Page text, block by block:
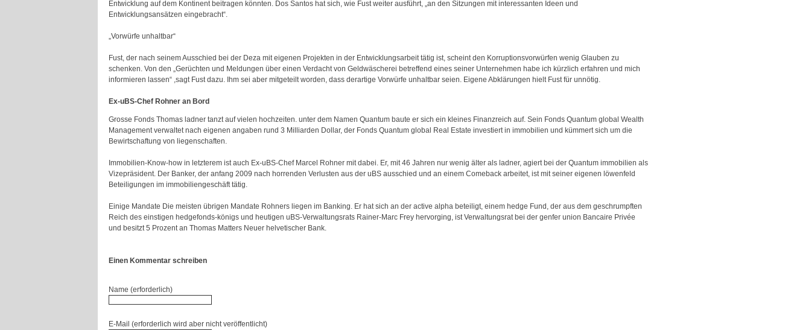
Entwicklung auf dem Kontinent beitragen könnten. Dos Santos hat sich, wie Fust weiter ausführt, „an den Sitzungen mit interessanten Ideen und
Entwicklungsansätzen eingebracht“.
„Vorwürfe unhaltbar“
Fust, der nach seinem Ausschied bei der Deza mit eigenen Projekten in der Entwicklungsarbeit tätig ist, scheint den Korruptionsvorwürfen wenig Glauben zu
schenken. Von den „Gerüchten und Meldungen über einen Verdacht von Geldwäscherei betreffend eines seiner Unternehmen habe ich kürzlich erfahren und mich
informieren lassen“ ,sagt Fust dazu. Ihm sei aber mitgeteilt worden, dass derartige Vorwürfe unhaltbar seien. Eigene Abklärungen hielt Fust für unnötig.
Ex-uBS-Chef Rohner an Bord
Grosse Fonds Thomas ladner tanzt auf vielen hochzeiten. unter dem Namen Quantum baute er sich ein kleines Finanzreich auf. Sein Fonds Quantum global Wealth
Management verwaltet nach eigenen angaben rund 3 Milliarden Dollar, der Fonds Quantum global Real Estate investiert in immobilien und kümmert sich um die
Bewirtschaftung von liegenschaften.
Immobilien-Know-how in letzterem ist auch Ex-uBS-Chef Marcel Rohner mit dabei. Er, mit 46 Jahren nur wenig älter als ladner, agiert bei der Quantum immobilien als
Vizepräsident. Der Banker, der anfang 2009 nach horrenden Verlusten aus der uBS ausschied und an einem Comeback arbeitet, ist mit seiner eigenen löwenfeld
Beteiligungen im immobiliengeschäft tätig.
Einige Mandate Die meisten übrigen Mandate Rohners liegen im Banking. Er hat sich an der active alpha beteiligt, einem hedge Fund, der aus dem geschrumpften
Reich des einstigen hedgefonds-königs und heutigen uBS-Verwaltungsrats Rainer-Marc Frey hervorging, ist Verwaltungsrat bei der genfer union Bancaire Privée
und besitzt 5 Prozent an Thomas Matters Neuer helvetischer Bank.
Einen Kommentar schreiben
Name (erforderlich)
E-Mail (erforderlich wird aber nicht veröffentlicht)